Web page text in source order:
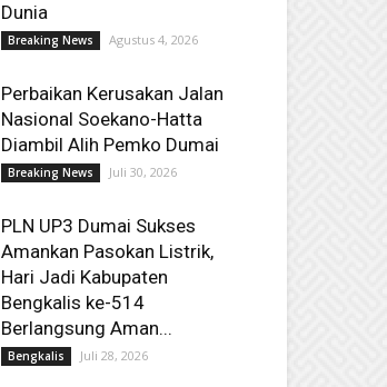
Dunia
Breaking News Agustus 4, 2026
Perbaikan Kerusakan Jalan
Nasional Soekano-Hatta
Diambil Alih Pemko Dumai
Breaking News Juli 30, 2026
PLN UP3 Dumai Sukses
Amankan Pasokan Listrik,
Hari Jadi Kabupaten
Bengkalis ke-514
Berlangsung Aman...
Bengkalis Juli 28, 2026